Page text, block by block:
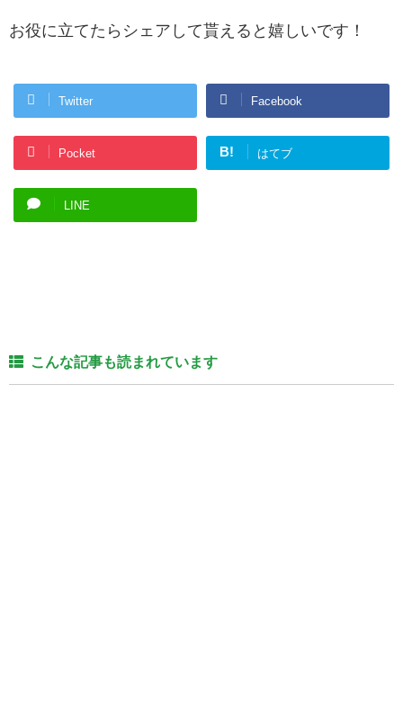
お役に立てたらシェアして貰えると嬉しいです！
Twitter Facebook
Pocket B! はてブ
LINE
こんな記事も読まれています